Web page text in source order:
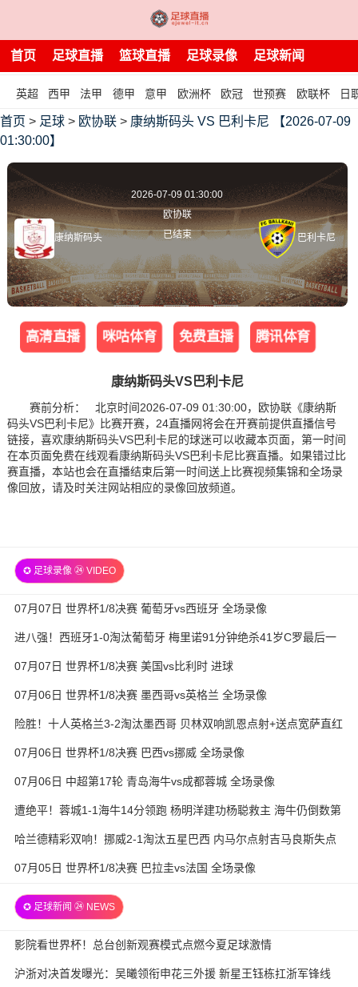
首页 足球直播 篮球直播 足球录像 足球新闻
英超 西甲 法甲 德甲 意甲 欧洲杯 欧冠 世预赛 欧联杯 日
首页 > 足球 > 欧协联 > 康纳斯码头 VS 巴利卡尼 【2026-07-09
01:30:00】
康纳斯码头
2026-07-09 01:30:00
欧协联
已结束
巴利卡尼
高清直播 咪咕体育 免费直播 腾讯体育
康纳斯码头VS巴利卡尼
赛前分析： 北京时间2026-07-09 01:30:00，欧协联《康纳斯
码头VS巴利卡尼》比赛开赛，24直播网将会在开赛前提供直播信号
链接，喜欢康纳斯码头VS巴利卡尼的球迷可以收藏本页面，第一时间
在本页面免费在线观看康纳斯码头VS巴利卡尼比赛直播。如果错过比
赛直播，本站也会在直播结束后第一时间送上比赛视频集锦和全场录
像回放，请及时关注网站相应的录像回放频道。
✪ 足球录像 ㉔ VIDEO
07月07日 世界杯1/8决赛 葡萄牙vs西班牙 全场录像
进八强！西班牙1-0淘汰葡萄牙 梅里诺91分钟绝杀41岁C罗最后一
07月07日 世界杯1/8决赛 美国vs比利时 进球
07月06日 世界杯1/8决赛 墨西哥vs英格兰 全场录像
险胜！十人英格兰3-2淘汰墨西哥 贝林双响凯恩点射+送点宽萨直红
07月06日 世界杯1/8决赛 巴西vs挪威 全场录像
07月06日 中超第17轮 青岛海牛vs成都蓉城 全场录像
遭绝平！蓉城1-1海牛14分领跑 杨明洋建功杨聪救主 海牛仍倒数第
哈兰德精彩双响！挪威2-1淘汰五星巴西 内马尔点射吉马良斯失点
07月05日 世界杯1/8决赛 巴拉圭vs法国 全场录像
✪ 足球新闻 ㉔ NEWS
影院看世界杯！总台创新观赛模式点燃今夏足球激情
沪浙对决首发曝光：吴曦领衔申花三外援 新星王钰栋扛浙军锋线